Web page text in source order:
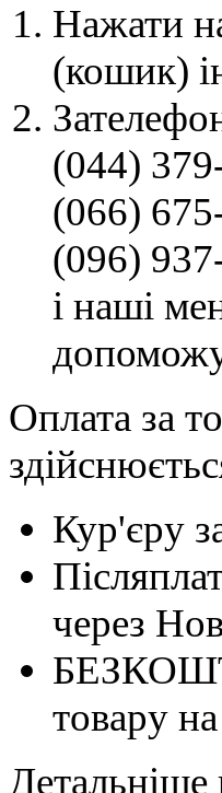
Нажати
(кошик)
(044)
(066)
(096)
і наші
Оплата за
Кур'єру
через
товару
Детальніше